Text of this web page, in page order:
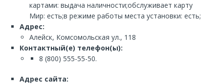
картами: выдача наличности;обслуживает карту
Мир: есть;в режиме работы места установки: есть;
Адрес:
Алейск, Комсомольская ул., 118
Контактный(е) телефон(ы):
8 (800) 555-55-50.
Адрес сайта: